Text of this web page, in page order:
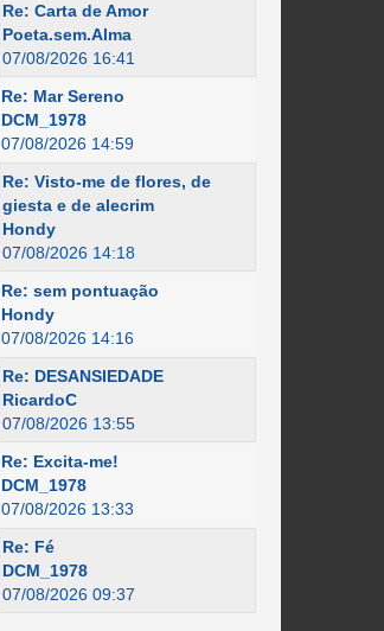
Re: Carta de Amor
Poeta.sem.Alma
07/08/2026 16:41
Re: Mar Sereno
DCM_1978
07/08/2026 14:59
Re: Visto-me de flores, de
giesta e de alecrim
Hondy
07/08/2026 14:18
Re: sem pontuação
Hondy
07/08/2026 14:16
Re: DESANSIEDADE
RicardoC
07/08/2026 13:55
Re: Excita-me!
DCM_1978
07/08/2026 13:33
Re: Fé
DCM_1978
07/08/2026 09:37